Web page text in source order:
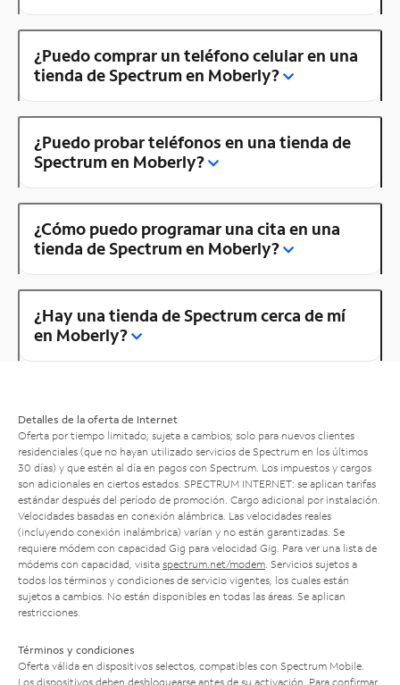
¿Puedo comprar un teléfono celular en una
tienda de Spectrum en Moberly?
¿Puedo probar teléfonos en una tienda de
Spectrum en Moberly?
¿Cómo puedo programar una cita en una
tienda de Spectrum en Moberly?
¿Hay una tienda de Spectrum cerca de mí
en Moberly?
Detalles de la oferta de Internet
Oferta por tiempo limitado; sujeta a cambios; solo para nuevos clientes
residenciales (que no hayan utilizado servicios de Spectrum en los últimos
30 días) y que estén al día en pagos con Spectrum. Los impuestos y cargos
son adicionales en ciertos estados. SPECTRUM INTERNET: se aplican tarifas
estándar después del período de promoción. Cargo adicional por instalación.
Velocidades basadas en conexión alámbrica. Las velocidades reales
(incluyendo conexión inalámbrica) varían y no están garantizadas. Se
requiere módem con capacidad Gig para velocidad Gig. Para ver una lista de
módems con capacidad, visita spectrum.net/modem . Servicios sujetos a
todos los términos y condiciones de servicio vigentes, los cuales están
sujetos a cambios. No están disponibles en todas las áreas. Se aplican
restricciones.
Términos y condiciones
Oferta válida en dispositivos selectos, compatibles con Spectrum Mobile.
Los dispositivos deben desbloquearse antes de su activación. Para confirmar